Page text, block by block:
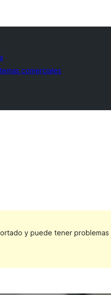
comerciales
y puede tener